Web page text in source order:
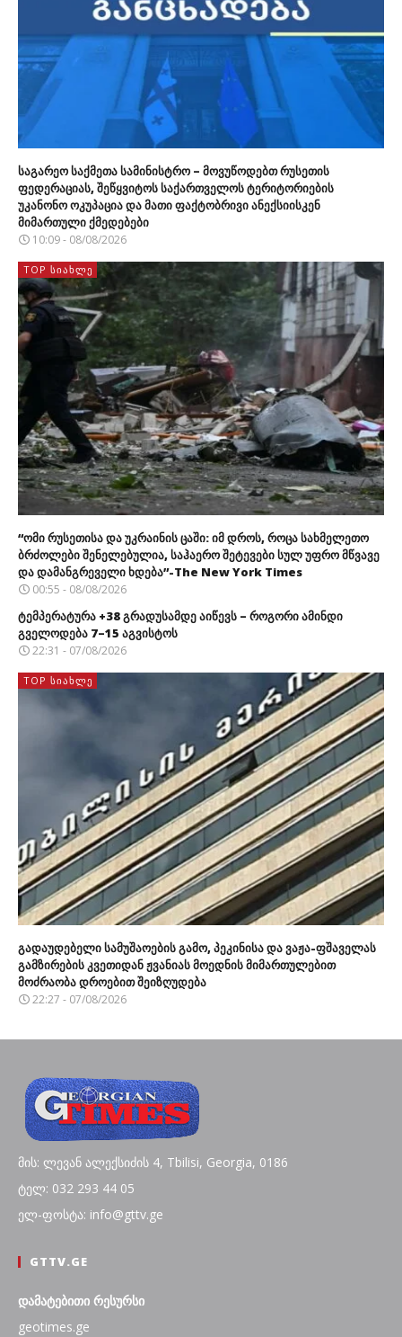
საგარეო საქმეთა სამინისტრო – მოვუწოდებთ რუსეთის
ფედერაციას, შეწყვიტოს საქართველოს ტერიტორიების
უკანონო ოკუპაცია და მათი ფაქტობრივი ანექსიისკენ
მიმართული ქმედებები
10:09 - 08/08/2026
TOP ᲡᲘᲐᲮᲚᲔ
“ომი რუსეთისა და უკრაინის ცაში: იმ დროს, როცა სახმელეთო
ბრძოლები შენელებულია, საჰაერო შეტევები სულ უფრო მწვავე
და დამანგრეველი ხდება”-The New York Times
00:55 - 08/08/2026
ტემპერატურა +38 გრადუსამდე აიწევს – როგორი ამინდი
გველოდება 7–15 აგვისტოს
22:31 - 07/08/2026
TOP ᲡᲘᲐᲮᲚᲔ
გადაუდებელი სამუშაოების გამო, პეკინისა და ვაჟა-ფშაველას
გამზირების კვეთიდან ჟვანიას მოედნის მიმართულებით
მოძრაობა დროებით შეიზღუდება
22:27 - 07/08/2026
მის: ლევან ალექსიძის 4, Tbilisi, Georgia, 0186
ტელ: 032 293 44 05
ელ-ფოსტა: info@gttv.ge
GTTV.GE
დამატებითი რესურსი
geotimes.ge